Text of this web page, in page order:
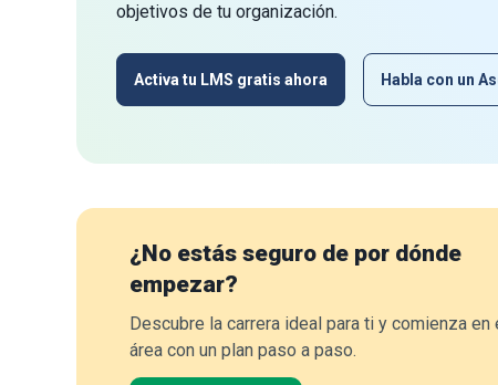
objetivos de tu organización.
Activa tu LMS gratis ahora Habla con un
¿No estás seguro de por dónde
empezar?
Descubre la carrera ideal para ti y comienza en
área con un plan paso a paso.